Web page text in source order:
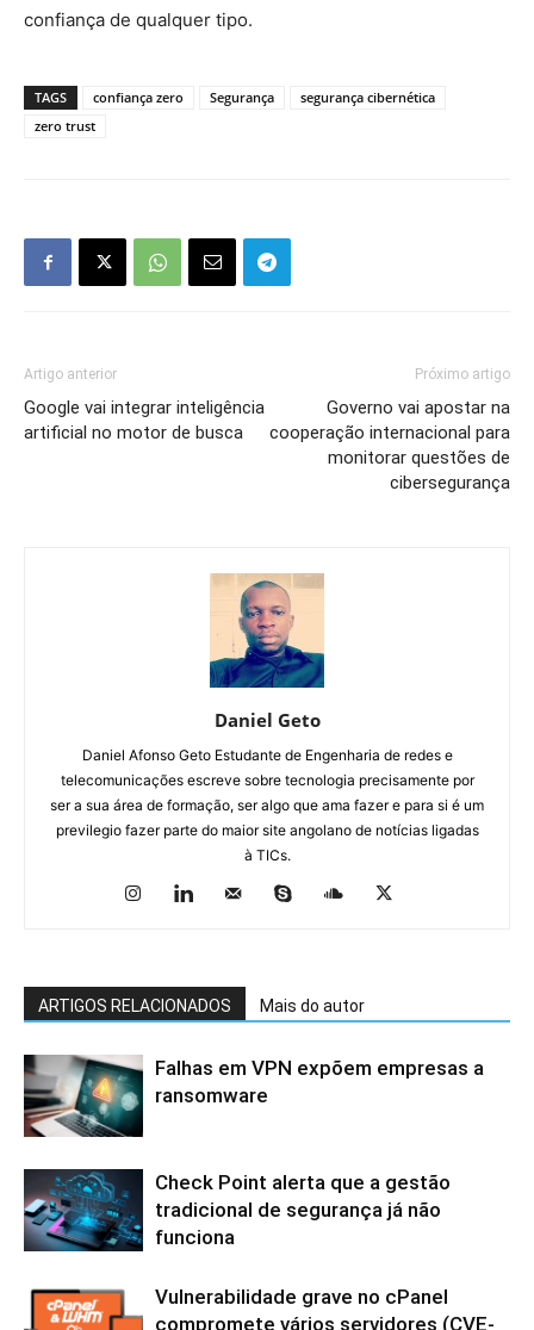
confiança de qualquer tipo.
TAGS confiança zero Segurança
segurança cibernética
zero trust
Artigo anterior
Google vai integrar inteligência
artificial no motor de busca
Próximo artigo
Governo vai apostar na
cooperação internacional para
monitorar questões de
cibersegurança
Daniel Geto
Daniel Afonso Geto Estudante de Engenharia de redes e
telecomunicações escreve sobre tecnologia precisamente por
ser a sua área de formação, ser algo que ama fazer e para si é um
previlegio fazer parte do maior site angolano de notícias ligadas
à TICs.
ARTIGOS RELACIONADOS Mais do autor
Falhas em VPN expõem empresas a
ransomware
Check Point alerta que a gestão
tradicional de segurança já não
funciona
Vulnerabilidade grave no cPanel
compromete vários servidores (CVE-